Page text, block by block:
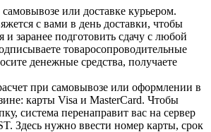
или доставке курьером.
с вами в день доставки, чтобы
и заранее подготовить сдачу с любой
товаросопроводительные
денежные средства, получаете
при самовывозе или оформлении в
карты Visa и MasterCard. Чтобы
система перенаправит вас на сервер
Здесь нужно ввести номер карты, срок